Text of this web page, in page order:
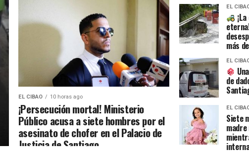
EL CIBAO 10 horas ago
¡Persecución mortal! Ministerio
Público acusa a siete hombres por el
asesinato de chofer en el Palacio de
Justicia de Santiago
EL
más
EL
de
EL
Siete